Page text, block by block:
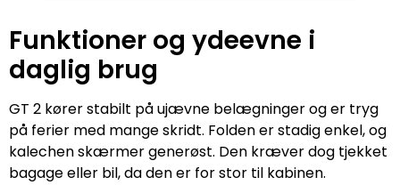
Funktioner og ydeevne i
daglig brug
GT 2 kører stabilt på ujævne belægninger og er tryg
på ferier med mange skridt. Folden er stadig enkel, og
kalechen skærmer generøst. Den kræver dog tjekket
bagage eller bil, da den er for stor til kabinen.